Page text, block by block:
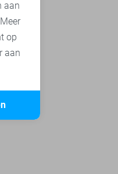
aan
op
aan